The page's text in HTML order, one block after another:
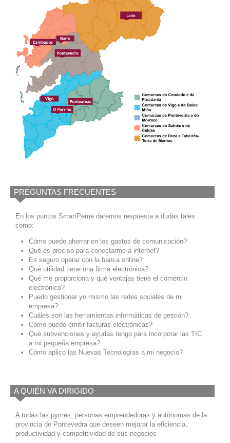
PREGUNTAS FRECUENTES
En los puntos SmartPeme daremos respuesta a dudas tales
como:
Cómo puedo ahorrar en los gastos de comunicación?
Qué es preciso para conectarme a internet?
Es seguro operar con la banca online?
Qué utilidad tiene una firma electrónica?
Qué me proporciona y qué ventajas tiene el comercio
electrónico?
Puedo gestionar yo mismo las redes sociales de mi
empresa?
Cuáles son las herramientas informáticas de gestión?
Cómo puedo emitir facturas electrónicas?
Qué subvenciones y ayudas tengo para incorporar las TIC
a mi pequeña empresa?
Cómo aplico las Nuevas Tecnologías a mi negocio?
A QUIÉN VA DIRIGIDO
A todas las pymes, personas emprendedoras y autónomas de la
provincia de Pontevedra que deseen mejorar la eficiencia,
productividad y competitividad de sus negocios